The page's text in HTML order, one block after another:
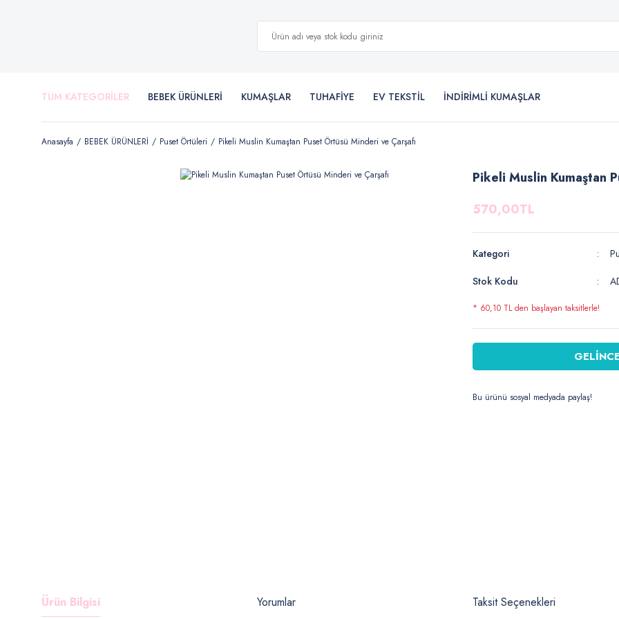
TÜM KATEGORİLER BEBEK ÜRÜNLERİ KUMAŞLAR TUHAFİYE EV TEKSTİL İNDİRİMLİ KUMAŞLAR
Anasayfa BEBEK ÜRÜNLERİ Puset Örtüleri Pikeli Muslin Kumaştan Puset Örtüsü Minderi ve Çarşafı
Pikeli Muslin Kumaştan
570,00TL
Kategori
Stok Kodu
* 60,10 TL den başlayan taksitlerle!
Bu ürünü sosyal medyada paylaş!
Ürün Bilgisi Yorumlar Taksit Seçenekleri